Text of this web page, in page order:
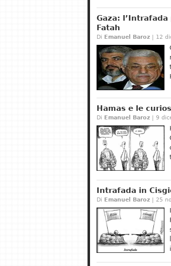
Gaza:
Fatah
Di Emanuel Baroz | 12
Hamas e le
Di Emanuel Baroz | 9
Intrafada in
Di Emanuel Baroz | 25